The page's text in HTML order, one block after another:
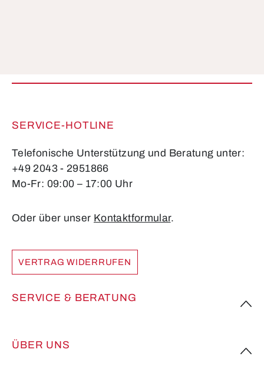
SERVICE-HOTLINE
Telefonische Unterstützung und Beratung unter:
+49 2043 - 2951866
Mo-Fr: 09:00 – 17:00 Uhr
Oder über unser Kontaktformular.
VERTRAG WIDERRUFEN
SERVICE & BERATUNG
ÜBER UNS